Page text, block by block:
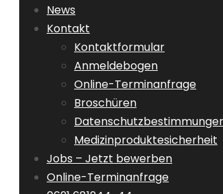
News
Kontakt
Kontaktformular
Anmeldebogen
Online-Terminanfrage
Broschüren
Medizinproduktesicherheit
Jobs – Jetzt bewerben
Online-Terminanfrage